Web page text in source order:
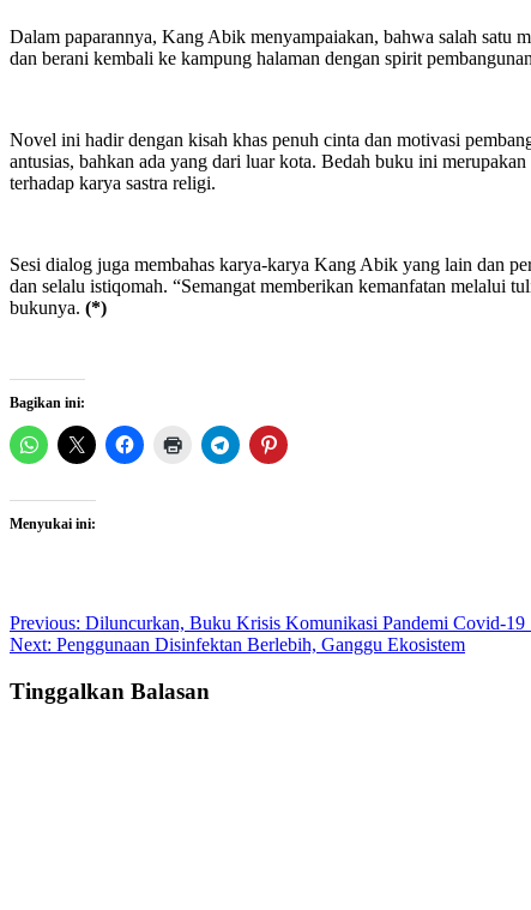
Dalam paparannya, Kang Abik menyampaiakan, bahwa salah satu
dan berani kembali ke kampung halaman dengan spirit
Novel ini hadir dengan kisah khas penuh cinta dan motivasi
antusias, bahkan ada yang dari luar kota. Bedah buku ini
terhadap karya sastra religi.
Sesi dialog juga membahas karya-karya Kang Abik yang lain dan
dan selalu istiqomah. “Semangat memberikan kemanfatan melalui
bukunya. (*)
Bagikan ini:
Menyukai ini:
Post
navigation
Previous: Diluncurkan, Buku Krisis Komunikasi Pandemi Covid-19
Next: Penggunaan Disinfektan Berlebih, Ganggu Ekosistem
Tinggalkan Balasan